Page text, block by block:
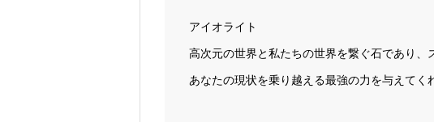
アイオライト
高次元の世界と私たちの世界を繋ぐ石であり、
あなたの現状を乗り越える最強の力を与えてく